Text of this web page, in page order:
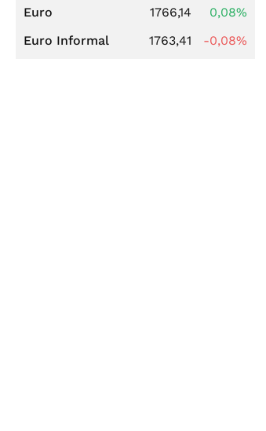
Euro
1766,14
0,08%
Euro Informal
1763,41 -0,08%